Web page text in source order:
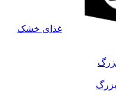
غذای خشک